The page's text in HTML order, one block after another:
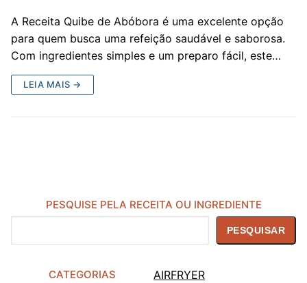
A Receita Quibe de Abóbora é uma excelente opção
para quem busca uma refeição saudável e saborosa.
Com ingredientes simples e um preparo fácil, este…
LEIA MAIS →
PESQUISE PELA RECEITA OU INGREDIENTE
PESQUISAR
CATEGORIAS
AIRFRYER